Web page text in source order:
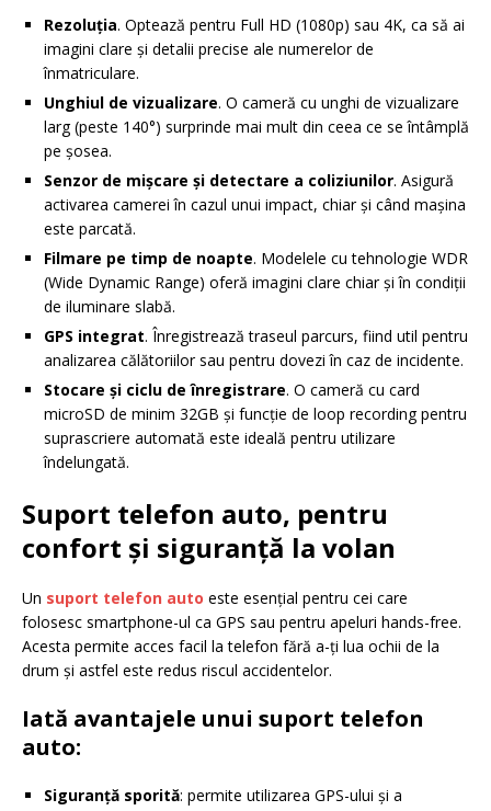
Rezoluția. Optează pentru Full HD (1080p) sau 4K, ca să ai
imagini clare și detalii precise ale numerelor de
înmatriculare.
Unghiul de vizualizare. O cameră cu unghi de vizualizare
larg (peste 140°) surprinde mai mult din ceea ce se întâmplă
pe șosea.
Senzor de mișcare și detectare a coliziunilor. Asigură
activarea camerei în cazul unui impact, chiar și când mașina
este parcată.
Filmare pe timp de noapte. Modelele cu tehnologie WDR
(Wide Dynamic Range) oferă imagini clare chiar și în condiții
de iluminare slabă.
GPS integrat. Înregistrează traseul parcurs, fiind util pentru
analizarea călătoriilor sau pentru dovezi în caz de incidente.
Stocare și ciclu de înregistrare. O cameră cu card
microSD de minim 32GB și funcție de loop recording pentru
suprascriere automată este ideală pentru utilizare
îndelungată.
Suport telefon auto, pentru
confort și siguranță la volan
Un suport telefon auto este esențial pentru cei care
folosesc smartphone-ul ca GPS sau pentru apeluri hands-free.
Acesta permite acces facil la telefon fără a-ți lua ochii de la
drum și astfel este redus riscul accidentelor.
Iată avantajele unui suport telefon
auto:
Siguranță sporită: permite utilizarea GPS-ului și a